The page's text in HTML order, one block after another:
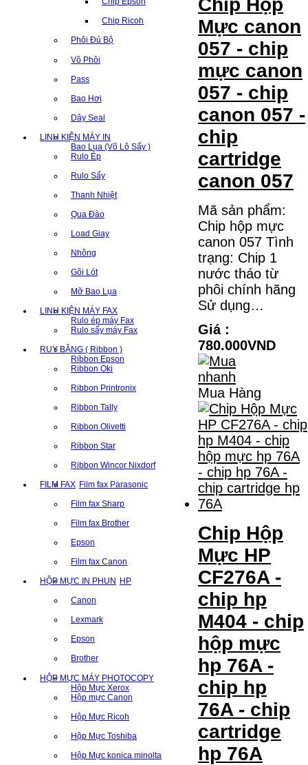
Chip Ricoh
Phôi Đủ Bộ
Võ Phôi
Pass
Bao Hơi
Dây Seal
LINH KIỆN MÁY IN
Bao Lụa (Võ Lô Sấy )
Rulo Ép
Rulo Sấy
Thanh Nhiệt
Qua Đào
Load Giay
Nhông
Gõi Lót
Mỡ Bao Lụa
LINH KIỆN MÁY FAX
Rulo ép máy Fax
Rulo sấy máy Fax
RUY BĂNG ( Ribbon )
Ribbon Epson
Ribbon Oki
Ribbon Printronix
Ribbon Tally
Ribbon Olivetti
Ribbon Star
Ribbon Wincor Nixdorf
FILM FAX Film fax Parasonic
Film fax Sharp
Film fax Brother
Epson
Film fax Canon
HỘP MỰC IN PHUN HP
Canon
Lexmark
Epson
Brother
HỘP MỰC MÁY PHOTOCOPY
Hộp Mực Xerox
Hộp mực Canon
Hộp Mực Ricoh
Hộp Mực Toshiba
Hộp Mực konica minolta
Mực canon
057 - chip
mực canon
057 - chip
canon 057 -
chip
cartridge
canon 057
Mã sản phẩm:
Chip hộp mực
canon 057 Tình
trạng: Chip 1
nước tháo từ
phôi chính hãng
Sử dụng…
Giá :
780.000VND
Mua Hàng
Chip Hộp
Mực HP
CF276A -
chip hp
M404 - chip
hộp mực
hp 76A -
chip hp
76A - chip
cartridge
hp 76A